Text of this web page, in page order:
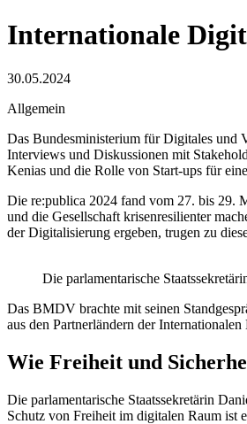
Internationale
30.05.2024
Allgemein
Das Bundesministerium für Digitales und
Interviews und Diskussionen mit
Kenias und die Rolle von Start-ups für
Die re:publica 2024 fand vom 27. bis 29.
und die Gesellschaft krisenresilienter
der Digitalisierung ergeben, trugen zu
Die parlamentarische
Das BMDV brachte mit seinen
aus den Partnerländern der
Wie Freiheit und
Die parlamentarische Staatssekretärin
Schutz von Freiheit im digitalen Raum ist